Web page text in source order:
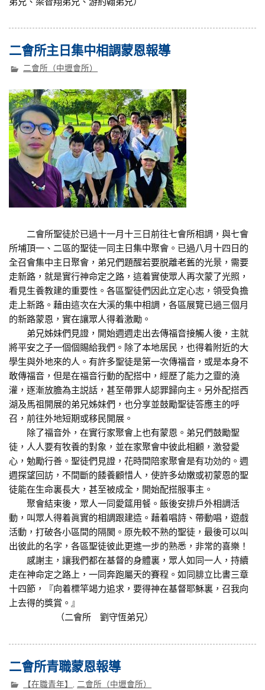
二會所主日集中相調蒙恩報導
二會所（中壢會所）
二會所聖徒於已過十一月十三日前往七會所相調，與七會
所埔頂一、二區的聖徒一同主日集中聚會。已過八月十四日的
全召會集中主日聚會，弟兄們題醒若要脱離老舊的光景，需要
走新路，就是實行神命定之路，這着實使眾人再次蒙了光照，
看見生養教建的重要性。各區聖徒們因此立定心志，領受負擔
走上新路。藉由這次在大溪的集中相調，各區展覽已過三個月
的新路蒙恩，實在讓眾人得着激勵。
弟兄姊妹們見證，開始週週走出去傳福音接觸人後，主就
將平安之子一個個賜給我們。除了本地居民，也得着附近的大
學生與外地來的人。有許多聖徒是第一次傳福音，或是本身不
敢傳福音，但是在福音行動的配搭中，經歷了能力之靈的澆
灌，逐漸放膽為主説話，甚至帶罪人認罪歸向主。另外配搭西
湖及馬祖開展的弟兄姊妹們，也分享並鼓勵聖徒答應主的呼
召，前往外地短期或移民開展。
除了福音外，在實行家聚會上也有蒙恩。弟兄們鼓勵聖
徒，人人要有牧養的對象，並在家聚會中彼此相顧，激發愛
心，勉勵行善。聖徒們見證，花時間陪家聚會是有功効的。週
週探望回訪，不間斷的餧養顧惜人，使許多幼嫩或初蒙恩的聖
徒能在生命裏長大，甚至被成全，開始配搭服事主。
聚會結束後，眾人一同愛筵用餐。飯後安排戶外相調活
動，叫眾人得着眞實的相調跟建造。藉着唱詩、帶動唱，遊戲
活動，打破各小區間的隔閡。原先較不熟的聖徒，最後可以叫
出彼此的名字，各區聖徒彼此更進一步的熟悉，非常的喜樂！
感謝主，讓我們都在基督的身體裏，眾人如同一人，持續
走在神命定之路上，一同奔跑屬天的賽程。如同腓立比書三章
十四節，『向着標竿竭力追求，要得神在基督耶穌裏，召我向
上去得的獎賞。』
（二會所 劉守恆弟兄）
二會所青職蒙恩報導
【在職青年】 二會所（中壢會所）